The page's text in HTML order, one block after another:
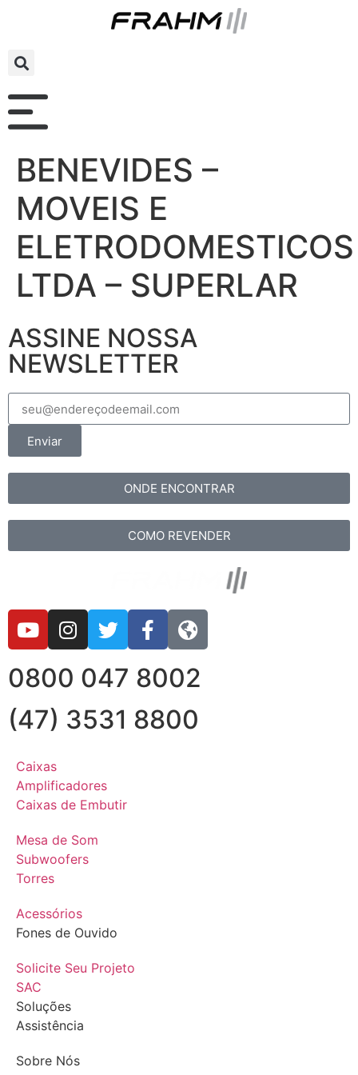
BENEVIDES –
MOVEIS E
ELETRODOMESTICOS
LTDA – SUPERLAR
ASSINE NOSSA
NEWSLETTER
Enviar
ONDE ENCONTRAR
COMO REVENDER
0800 047 8002
(47) 3531 8800
Caixas
Amplificadores
Caixas de Embutir
Mesa de Som
Subwoofers
Torres
Acessórios
Fones de Ouvido
Solicite Seu Projeto
SAC
Soluções
Assistência
Sobre Nós